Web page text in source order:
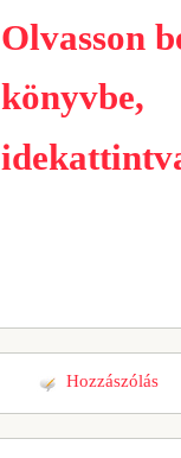
Olvasson
könyvbe,
Hozzászólás